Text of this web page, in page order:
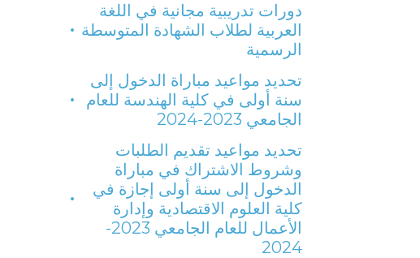
دورات تدريبية مجانية في اللغة
العربية لطلاب الشهادة المتوسطة
الرسمية
تحديد مواعيد مباراة الدخول إلى
سنة أولى في كلية الهندسة للعام
الجامعي 2023-2024
تحديد مواعيد تقديم الطلبات
وشروط الاشتراك في مباراة
الدخول إلى سنة أولى إجازة في
كلية العلوم الاقتصادية وإدارة
الأعمال للعام الجامعي 2023-
2024